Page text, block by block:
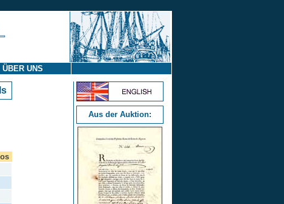
ÜBER UNS
Aus der Auktion: